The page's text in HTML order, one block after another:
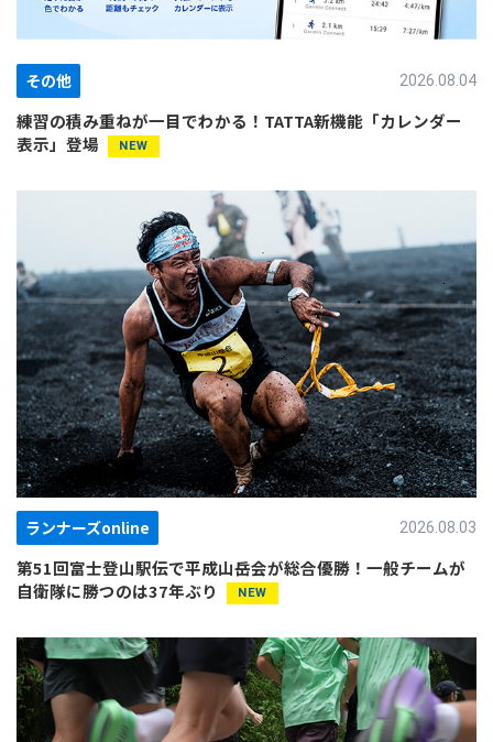
練習の積み重ねが一目でわかる！TATTA新機能「カレンダー
表示」登場
その他 2026.08.04
第51回富士登山駅伝で平成山岳会が総合優勝！一般チームが
自衛隊に勝つのは37年ぶり
ランナーズonline 2026.08.03